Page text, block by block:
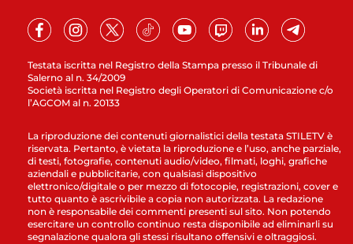
Testata iscritta nel Registro della Stampa presso il Tribunale di
Salerno al n. 34/2009
Società iscritta nel Registro degli Operatori di Comunicazione c/o
l’AGCOM al n. 20133
La riproduzione dei contenuti giornalistici della testata STILETV è
riservata. Pertanto, è vietata la riproduzione e l’uso, anche parziale,
di testi, fotografie, contenuti audio/video, filmati, loghi, grafiche
aziendali e pubblicitarie, con qualsiasi dispositivo
elettronico/digitale o per mezzo di fotocopie, registrazioni, cover e
tutto quanto è ascrivibile a copia non autorizzata. La redazione
non è responsabile dei commenti presenti sul sito. Non potendo
esercitare un controllo continuo resta disponibile ad eliminarli su
segnalazione qualora gli stessi risultano offensivi e oltraggiosi.